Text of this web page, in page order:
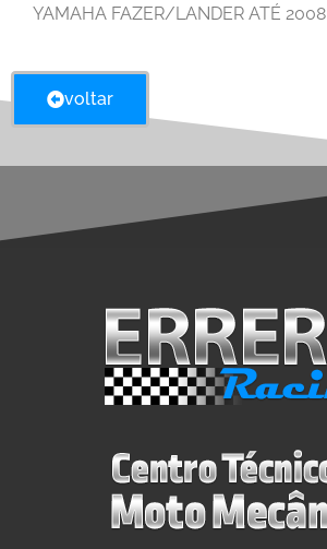
YAMAHA FAZER/LANDER ATÉ 2008
voltar